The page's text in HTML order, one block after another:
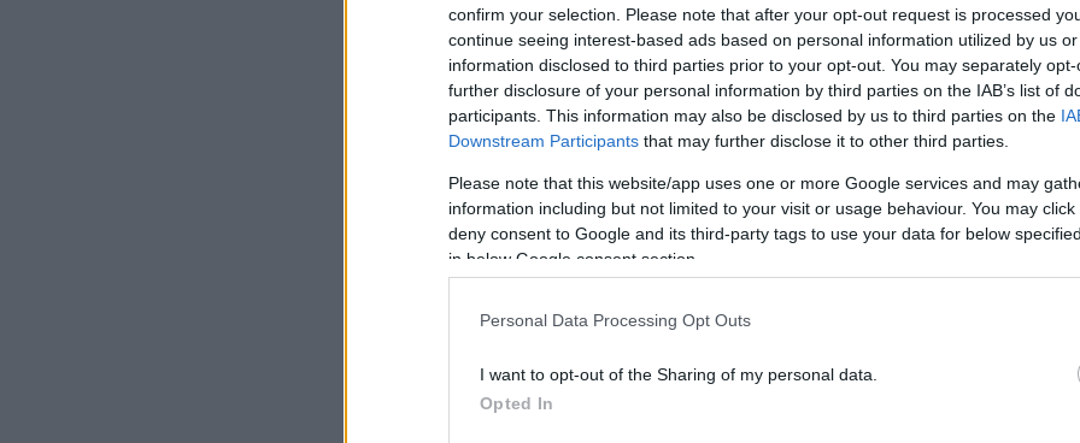
confirm your selection. Please note that after your opt-out request is processed
continue seeing interest-based ads based on personal information utilized by us
information disclosed to third parties prior to your opt-out. You may separately
further disclosure of your personal information by third parties on the IAB’s list of
participants. This information may also be disclosed by us to third parties on the
Downstream Participants that may further disclose it to other third parties.
Please note that this website/app uses one or more Google services and may
information including but not limited to your visit or usage behaviour. You may
deny consent to Google and its third-party tags to use your data for below
in below Google consent section.
Personal Data Processing Opt Outs
I want to opt-out of the Sharing of my personal data.
Opted In